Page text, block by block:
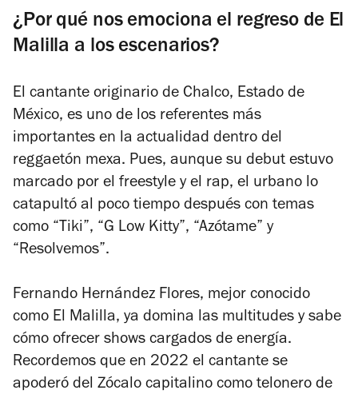
¿Por qué nos emociona el regreso de El
Malilla a los escenarios?
El cantante originario de Chalco, Estado de
México, es uno de los referentes más
importantes en la actualidad dentro del
reggaetón mexa. Pues, aunque su debut estuvo
marcado por el freestyle y el rap, el urbano lo
catapultó al poco tiempo después con temas
como “Tiki”, “G Low Kitty”, “Azótame” y
“Resolvemos”.
Fernando Hernández Flores, mejor conocido
como El Malilla, ya domina las multitudes y sabe
cómo ofrecer shows cargados de energía.
Recordemos que en 2022 el cantante se
apoderó del Zócalo capitalino como telonero de